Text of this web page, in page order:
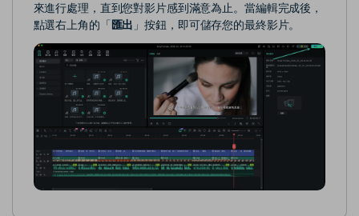
來進行處理，直到您對影片感到滿意為止。當編輯完成後，
點選右上角的「匯出 」按鈕，即可儲存您的最終影片。